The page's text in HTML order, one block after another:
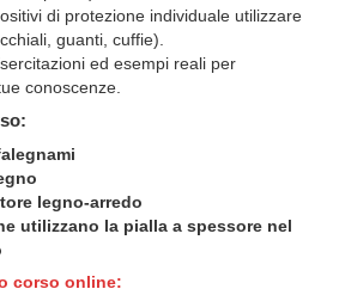
di protezione individuale utilizzare
guanti, cuffie).
ed esempi reali per
conoscenze.
legno-arredo
utilizzano la pialla a spessore nel
corso online: